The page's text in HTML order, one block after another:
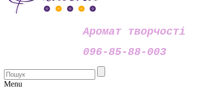
Аромат творчості
096-85-88-003
Menu